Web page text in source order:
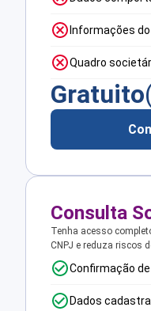
Informações do
Quadro
Gratuito
Consulta
Tenha acesso
CNPJ e reduza riscos
Confirmação
Dados